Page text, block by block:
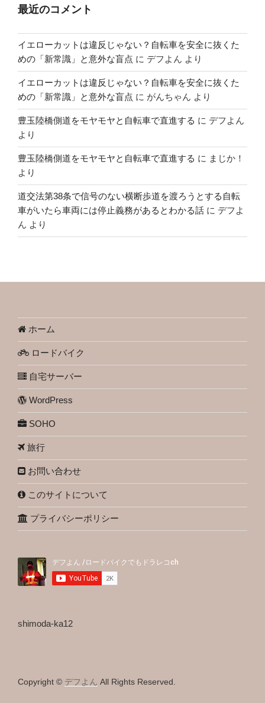
最近のコメント
イエローカットは違反じゃない？自転車を安全に抜くた
めの「新常識」と意外な盲点 に デフよん より
イエローカットは違反じゃない？自転車を安全に抜くた
めの「新常識」と意外な盲点 に がんちゃん より
豊玉陸橋側道をモヤモヤと自転車で直進する に デフよん
より
豊玉陸橋側道をモヤモヤと自転車で直進する に まじか！
より
道交法第38条で信号のない横断歩道を渡ろうとする自転
車がいたら車両には停止義務があるとわかる話 に デフよ
ん より
ホーム
ロードバイク
自宅サーバー
WordPress
SOHO
旅行
お問い合わせ
このサイトについて
プライバシーポリシー
shimoda-ka12
Copyright © デフよん All Rights Reserved.